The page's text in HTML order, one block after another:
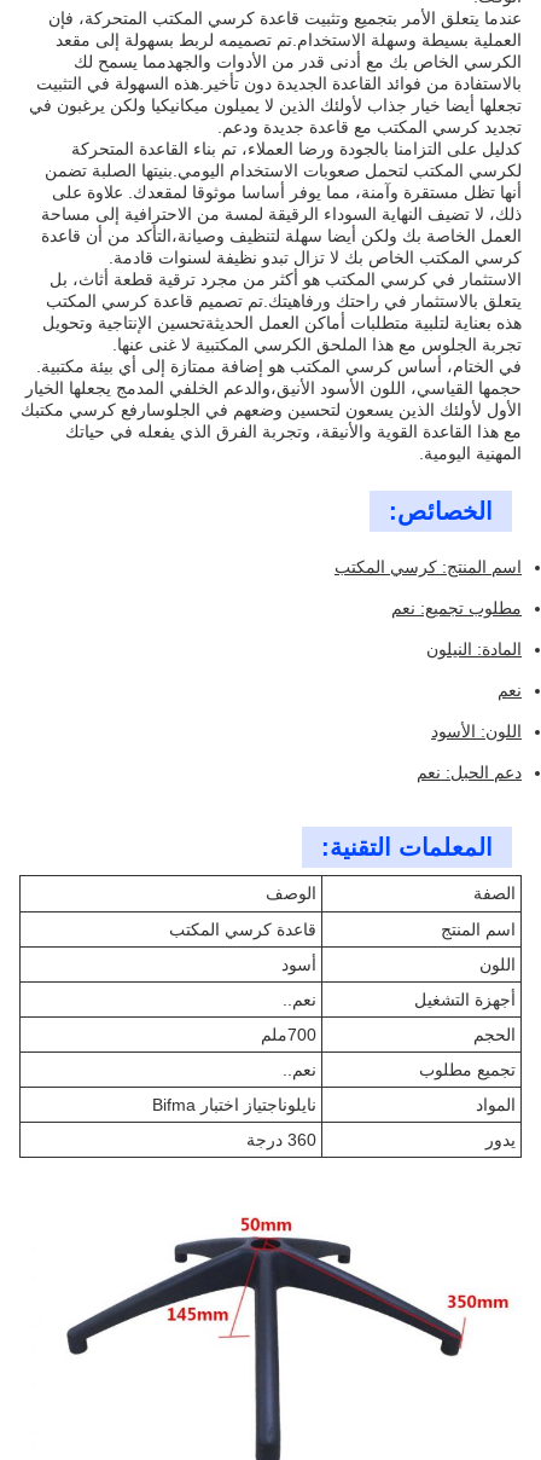
عندما يتعلق الأمر بتجميع وتثبيت قاعدة كرسي المكتب المتحركة، فإن
العملية بسيطة وسهلة الاستخدام.تم تصميمه لربط بسهولة إلى مقعد
الكرسي الخاص بك مع أدنى قدر من الأدوات والجهدمما يسمح لك
بالاستفادة من فوائد القاعدة الجديدة دون تأخير.هذه السهولة في التثبيت
تجعلها أيضا خيار جذاب لأولئك الذين لا يميلون ميكانيكيا ولكن يرغبون في
تجديد كرسي المكتب مع قاعدة جديدة ودعم.
كدليل على التزامنا بالجودة ورضا العملاء، تم بناء القاعدة المتحركة
لكرسي المكتب لتحمل صعوبات الاستخدام اليومي.بنيتها الصلبة تضمن
أنها تظل مستقرة وآمنة، مما يوفر أساسا موثوقا لمقعدك. علاوة على
ذلك، لا تضيف النهاية السوداء الرقيقة لمسة من الاحترافية إلى مساحة
العمل الخاصة بك ولكن أيضا سهلة لتنظيف وصيانة،التأكد من أن قاعدة
كرسي المكتب الخاص بك لا تزال تبدو نظيفة لسنوات قادمة.
الاستثمار في كرسي المكتب هو أكثر من مجرد ترقية قطعة أثاث، بل
يتعلق بالاستثمار في راحتك ورفاهيتك.تم تصميم قاعدة كرسي المكتب
هذه بعناية لتلبية متطلبات أماكن العمل الحديثةتحسين الإنتاجية وتحويل
تجربة الجلوس مع هذا الملحق الكرسي المكتبية لا غنى عنها.
في الختام، أساس كرسي المكتب هو إضافة ممتازة إلى أي بيئة مكتبية.
حجمها القياسي، اللون الأسود الأنيق،والدعم الخلفي المدمج يجعلها الخيار
الأول لأولئك الذين يسعون لتحسين وضعهم في الجلوسارفع كرسي مكتبك
مع هذا القاعدة القوية والأنيقة، وتجربة الفرق الذي يفعله في حياتك
المهنية اليومية.
الخصائص:
اسم المنتج: كرسي المكتب
مطلوب تجميع: نعم
المادة: النيلون
نعم
اللون: الأسود
دعم الحبل: نعم
المعلمات التقنية:
الصفة
الوصف
اسم المنتج
قاعدة كرسي المكتب
اللون
أسود
أجهزة التشغيل
نعم..
الحجم
700ملم
تجميع مطلوب
نعم..
المواد
نايلوناجتياز اختبار Bifma
يدور
360 درجة